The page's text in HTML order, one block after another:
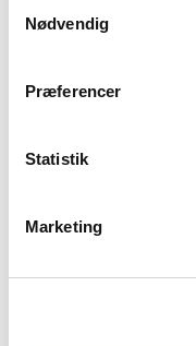
tilbagetrækker et
Nødvendig
Præferencer
Statistik
Marketing